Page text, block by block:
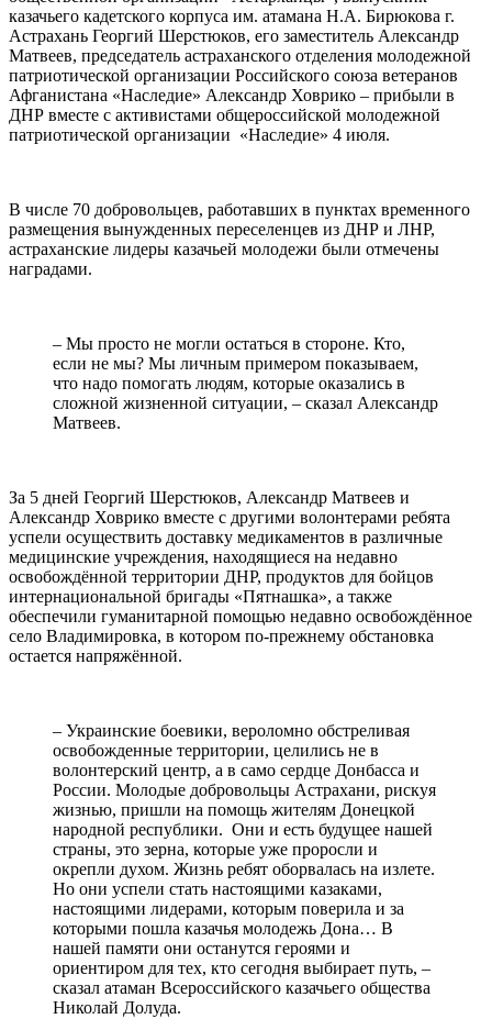
казачьего кадетского корпуса им. атамана Н.А. Бирюкова г.
Астрахань Георгий Шерстюков, его заместитель Александр
Матвеев, председатель астраханского отделения молодежной
патриотической организации Российского союза ветеранов
Афганистана «Наследие» Александр Ховрико – прибыли в
ДНР вместе с активистами общероссийской молодежной
патриотической организации «Наследие» 4 июля.
В числе 70 добровольцев, работавших в пунктах временного
размещения вынужденных переселенцев из ДНР и ЛНР,
астраханские лидеры казачьей молодежи были отмечены
наградами.
– Мы просто не могли остаться в стороне. Кто,
если не мы? Мы личным примером показываем,
что надо помогать людям, которые оказались в
сложной жизненной ситуации, – сказал Александр
Матвеев.
За 5 дней Георгий Шерстюков, Александр Матвеев и
Александр Ховрико вместе с другими волонтерами ребята
успели осуществить доставку медикаментов в различные
медицинские учреждения, находящиеся на недавно
освобождённой территории ДНР, продуктов для бойцов
интернациональной бригады «Пятнашка», а также
обеспечили гуманитарной помощью недавно освобождённое
село Владимировка, в котором по-прежнему обстановка
остается напряжённой.
– Украинские боевики, вероломно обстреливая
освобожденные территории, целились не в
волонтерский центр, а в само сердце Донбасса и
России. Молодые добровольцы Астрахани, рискуя
жизнью, пришли на помощь жителям Донецкой
народной республики. Они и есть будущее нашей
страны, это зерна, которые уже проросли и
окрепли духом. Жизнь ребят оборвалась на излете.
Но они успели стать настоящими казаками,
настоящими лидерами, которым поверила и за
которыми пошла казачья молодежь Дона… В
нашей памяти они останутся героями и
ориентиром для тех, кто сегодня выбирает путь, –
сказал атаман Всероссийского казачьего общества
Николай Долуда.